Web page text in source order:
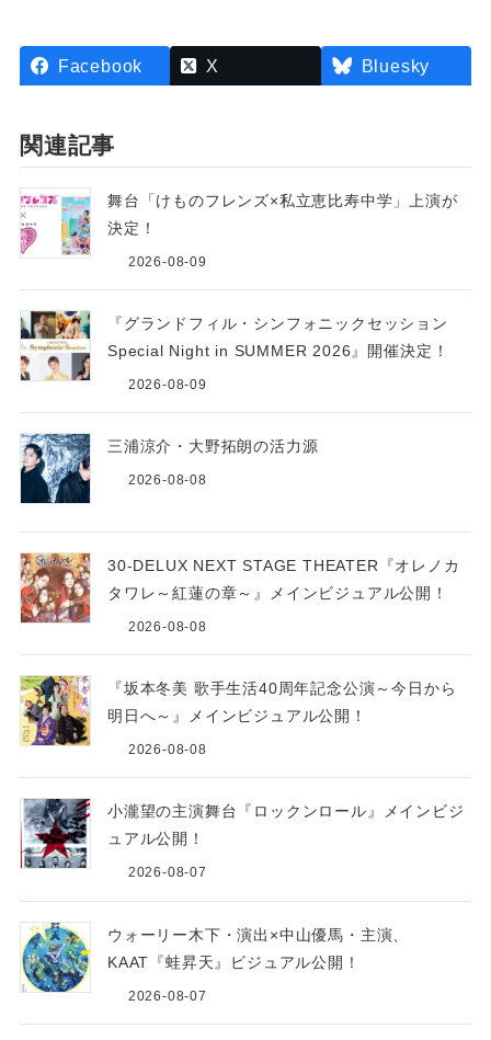
Facebook X Bluesky
関連記事
舞台「けものフレンズ×私立恵比寿中学」上演が
決定！
2026-08-09
『グランドフィル・シンフォニックセッション
Special Night in SUMMER 2026』開催決定！
2026-08-09
三浦涼介・大野拓朗の活力源
2026-08-08
30-DELUX NEXT STAGE THEATER『オレノカ
タワレ～紅蓮の章～』メインビジュアル公開！
2026-08-08
『坂本冬美 歌手生活40周年記念公演～今日から
明日へ～』メインビジュアル公開！
2026-08-08
小瀧望の主演舞台『ロックンロール』メインビジ
ュアル公開！
2026-08-07
ウォーリー木下・演出×中山優馬・主演、
KAAT『蛙昇天』ビジュアル公開！
2026-08-07